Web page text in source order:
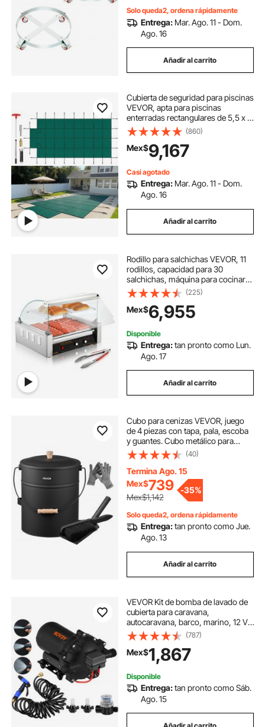
Solo queda2, ordena rápidamente
Entrega: Mar. Ago. 11 - Dom.
Ago. 16
Añadir al carrito
Cubierta de seguridad para piscinas
VEVOR, apta para piscinas
enterradas rectangulares de 5,5 x 11
m, cubierta de seguridad con
escalón central de 1,2 x 3 m,
cubierta de malla sólida con
orificios de drenaje para piscinas,
cubierta de seguridad de invierno,
color verde.
(860)
Mex$9,167
Casi agotado
Entrega: Mar. Ago. 11 - Dom.
Ago. 16
Añadir al carrito
Rodillo para salchichas VEVOR, 11
rodillos, capacidad para 30
salchichas, máquina para cocinar
salchichas a la parrilla de acero
inoxidable de 1650 W con control
de temperatura dual, cubierta de
vidrio, estante para calentar
panecillos, bandeja de goteo
extraíble, certificación ETL
(225)
Mex$6,955
Disponible
Entrega:tan pronto como Lun.
Ago. 17
Añadir al carrito
Cubo para cenizas VEVOR, juego
de 4 piezas con tapa, pala, escoba
y guantes. Cubo metálico para
carbón y cenicero de chimenea,
gran capacidad de 4 galones (15
litros) para chimeneas, fogatas,
estufas de leña, uso interior y
exterior.
(40)
Termina Ago. 15
Mex$739
Mex$1,142
-35%
Solo queda2, ordena rápidamente
Entrega:tan pronto como Jue.
Ago. 13
Añadir al carrito
VEVOR Kit de bomba de lavado de
cubierta para caravana,
autocaravana, barco, marino, 12 V,
20 L/min, 70 PSI
(787)
Mex$1,867
Disponible
Entrega:tan pronto como Sáb.
Ago. 15